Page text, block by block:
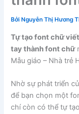
Bởi Nguyễn Thị Hương
Tự tạo font chữ
tay thành font chữ
Mẫu giáo – Nhà trẻ
Nhờ sự phát triển
để bạn chọn một
chí còn có thể tự